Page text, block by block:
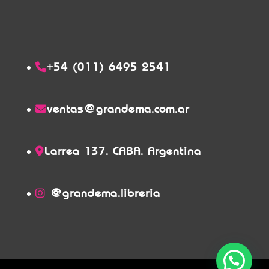
+54 (011) 6495 2541
ventas@grandema.com.ar
Larrea 137. CABA. Argentina
@grandema.libreria